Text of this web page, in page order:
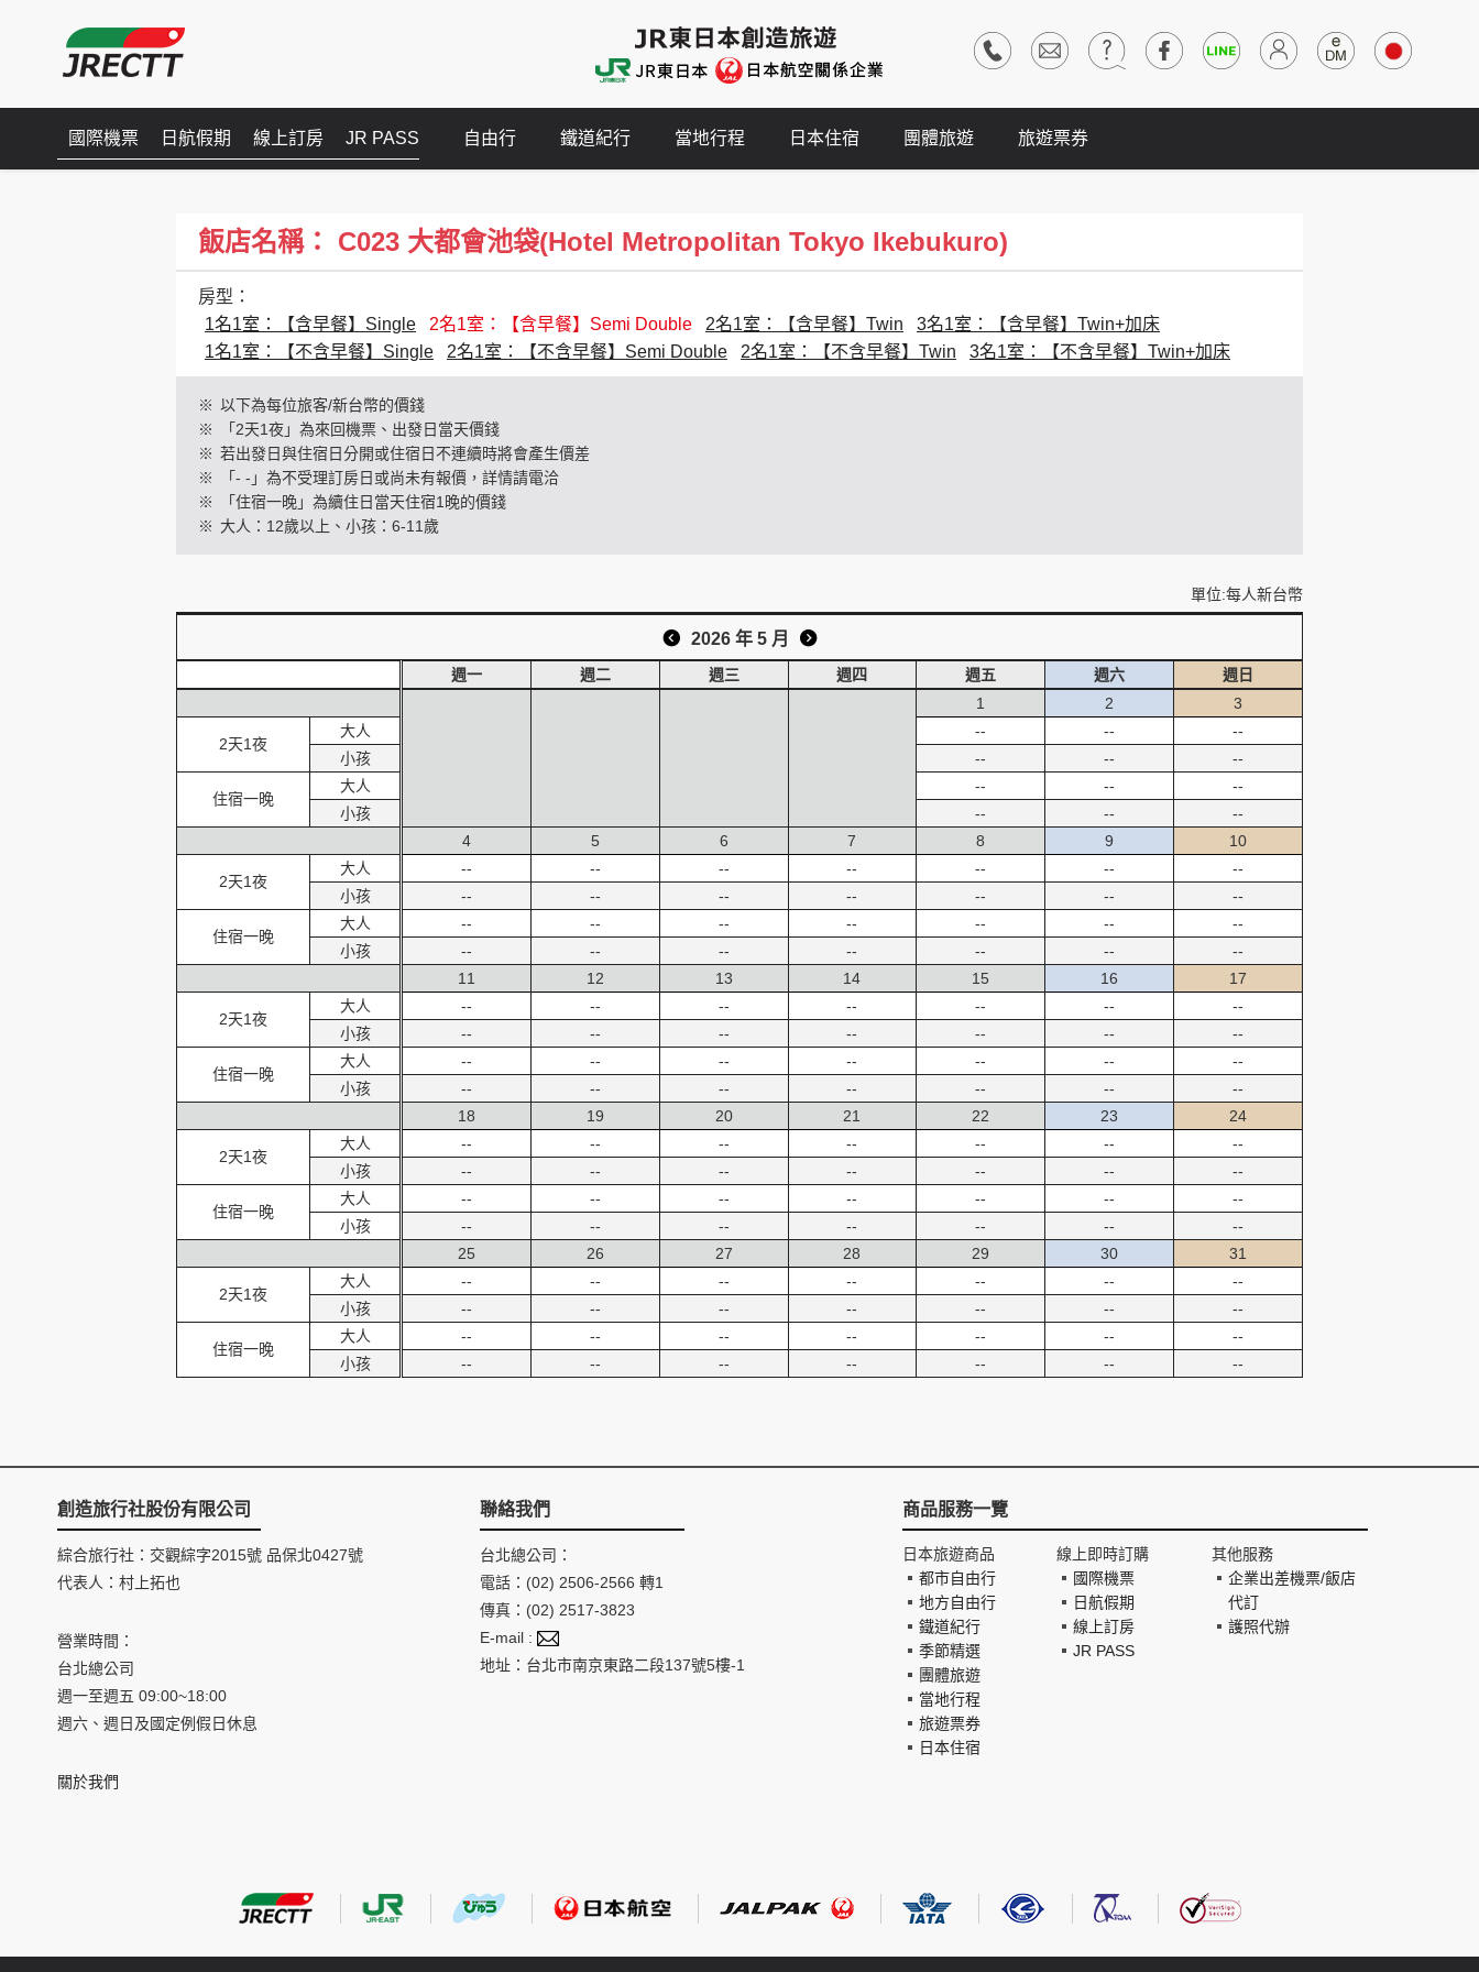
國際機票 日航假期 線上訂房 JR PASS 自由行 鐵道紀行 當地行程 日本住宿 團體旅遊 旅遊票券
飯店名稱： C023 大都會池袋(Hotel Metropolitan Tokyo Ikebukuro)
房型：
1名1室：【含早餐】Single
2名1室：【含早餐】Semi Double 2名1室：【含早餐】Twin
3名1室：【含早餐】Twin+加床
1名1室：【不含早餐】Single
2名1室：【不含早餐】Semi Double 2名1室：【不含早餐】Twin 3名1室：【不含早餐】Twin+加床
※ 以下為每位旅客/新台幣的價錢
※
「2天1夜」為來回機票、出發日當天價錢
※ 若出發日與住宿日分開或住宿日不連續時將會產生價差
※
「- -」為不受理訂房日或尚未有報價，詳情請電洽
※
「住宿一晚」為續住日當天住宿1晚的價錢
※ 大人：12歲以上、小孩：6-11歲
單位:每人新台幣
2026 年 5 月
2天1夜
大人
小孩
住宿一晚
大人
小孩
2天1夜
大人
小孩
住宿一晚
大人
小孩
2天1夜
大人
小孩
住宿一晚
大人
小孩
2天1夜
大人
小孩
住宿一晚
大人
小孩
2天1夜
大人
小孩
住宿一晚
大人
小孩
週一 週二 週三 週四 週五 週六
週日
1
--
--
--
--
2
--
--
--
--
3
--
--
--
--
4
--
--
--
--
5
--
--
--
--
6
--
--
--
--
7
--
--
--
--
8
--
--
--
--
9
--
--
--
--
10
--
--
--
--
11
--
--
--
--
12
--
--
--
--
13
--
--
--
--
14
--
--
--
--
15
--
--
--
--
16
--
--
--
--
17
--
--
--
--
18
--
--
--
--
19
--
--
--
--
20
--
--
--
--
21
--
--
--
--
22
--
--
--
--
23
--
--
--
--
24
--
--
--
--
25
--
--
--
--
26
--
--
--
--
27
--
--
--
--
28
--
--
--
--
29
--
--
--
--
30
--
--
--
--
31
--
--
--
--
創造旅行社股份有限公司
綜合旅行社：交觀綜字2015號 品保北0427號
代表人：村上拓也
營業時間：
台北總公司
週一至週五 09:00~18:00
週六、週日及國定例假日休息
關於我們
聯絡我們
台北總公司：
電話：(02) 2506-2566 轉1
傳真：(02) 2517-3823
E-mail :
地址：台北市南京東路二段137號5樓-1
商品服務一覽
日本旅遊商品
都市自由行
地方自由行
鐵道紀行
季節精選
團體旅遊
當地行程
旅遊票券
日本住宿
線上即時訂購
國際機票
日航假期
線上訂房
JR PASS
其他服務
企業出差機票/飯店
代訂
護照代辦